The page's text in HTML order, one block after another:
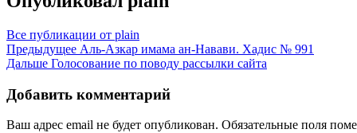
Все публикации от plain
Навигация
по
записям
Предыдущее Аль-Азкар имама ан-Навави. Хадис № 991
Дальше Голосование по поводу рассылки сайта
Добавить комментарий
Ваш адрес email не будет опубликован. Обязательные поля